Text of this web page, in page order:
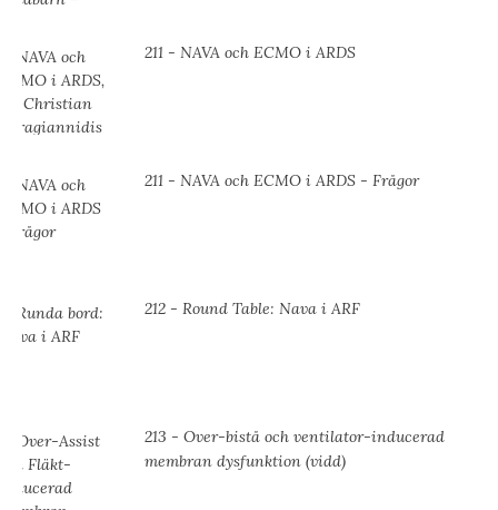
211 - NAVA och ECMO i ARDS
211 - NAVA och ECMO i ARDS - Frågor
212 - Round Table: Nava i ARF
213 - Over-bistå och ventilator-inducerad
membran dysfunktion (vidd)